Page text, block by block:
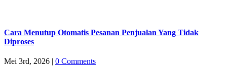
Cara Menutup Otomatis Pesanan Penjualan Yang Tidak
Diproses
Mei 3rd, 2026 | 0 Comments